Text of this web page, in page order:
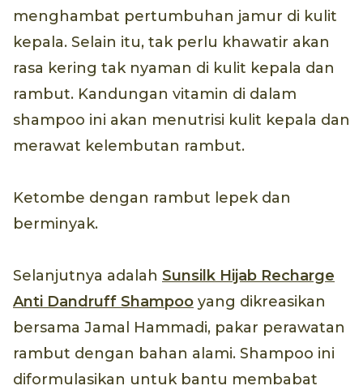
menghambat pertumbuhan jamur di kulit
kepala. Selain itu, tak perlu khawatir akan
rasa kering tak nyaman di kulit kepala dan
rambut. Kandungan vitamin di dalam
shampoo ini akan menutrisi kulit kepala dan
merawat kelembutan rambut.
Ketombe dengan rambut lepek dan
berminyak.
Selanjutnya adalah Sunsilk Hijab Recharge
Anti Dandruff Shampoo yang dikreasikan
bersama Jamal Hammadi, pakar perawatan
rambut dengan bahan alami. Shampoo ini
diformulasikan untuk bantu membabat